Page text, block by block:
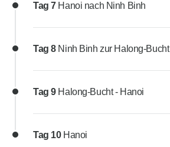
Tag 7 Hanoi nach Ninh Binh
Tag 8 Ninh Binh zur Halong-Bucht
Tag 9 Halong-Bucht - Hanoi
Tag 10 Hanoi